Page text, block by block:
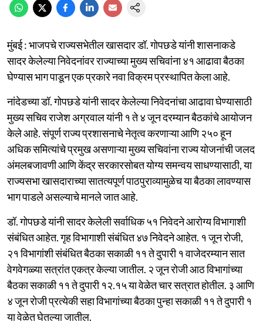
मुंबई : भाजपचे राज्यसभेतील खासदार डॉ. गोपछडे यांनी शासनाकडे
सादर केलेल्या निवेदनांवर राज्याच्या मुख्य सचिवांना ४१ आढावा बैठका
घेण्यास भाग पाडून एक प्रकारे नवा विक्रम प्रस्थापित केला आहे.
नांदेडच्या डॉ. गोपछडे यांनी सादर केलेल्या निवेदनांचा आढावा घेण्यासाठी
मुख्य सचिव राजेश अग्रवाल यांनी १ ते ४ जून दरम्यान बैठकांचे आयोजन
केले आहे. संपूर्ण राज्य प्रशासनाचे नेतृत्व करणाऱ्या आणि २५० हून
अधिक समित्यांचे प्रमुख असणाऱ्या मुख्य सचिवांना राज्य योजनांची जलद
अंमलबजावणी आणि केंद्र सरकारसोबत योग्य समन्वय साधण्यासाठी, या
राज्यसभा खासदाराच्या सातत्यपूर्ण पाठपुराव्यामुळेच या बैठका लावण्यास
भाग पाडले असल्याचे मानले जात आहे.
डॉ. गोपछडे यांनी सादर केलेली सर्वाधिक ५१ निवेदने आरोग्य विभागाशी
संबंधित आहेत. गृह विभागाशी संबंधित ४७ निवेदने आहेत. १ जून रोजी,
२१ विभागांशी संबंधित बैठका सकाळी ११ ते दुपारी १ वाजेदरम्यान सात
वेगवेगळ्या सत्रांत एकत्र केल्या जातील. २ जून रोजी आठ विभागांच्या
बैठका सकाळी ११ ते दुपारी १२.१५ या वेळेत चार सत्रात होतील. ३ आणि
४ जून रोजी प्रत्येकी सहा विभागांच्या बैठका पुन्हा सकाळी ११ ते दुपारी १
या वेळेत घेतल्या जातील.